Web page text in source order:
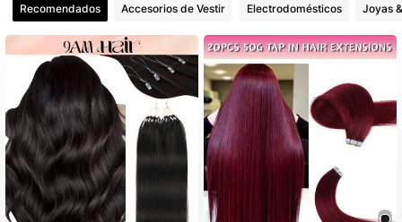
Recomendados Accesorios de Vestir Electrodomésticos Joyas